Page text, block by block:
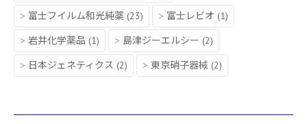
富士フイルム和光純薬 (23) 富士レビオ (1)
岩井化学薬品 (1) 島津ジーエルシー (2)
日本ジェネティクス (2) 東京硝子器械 (2)